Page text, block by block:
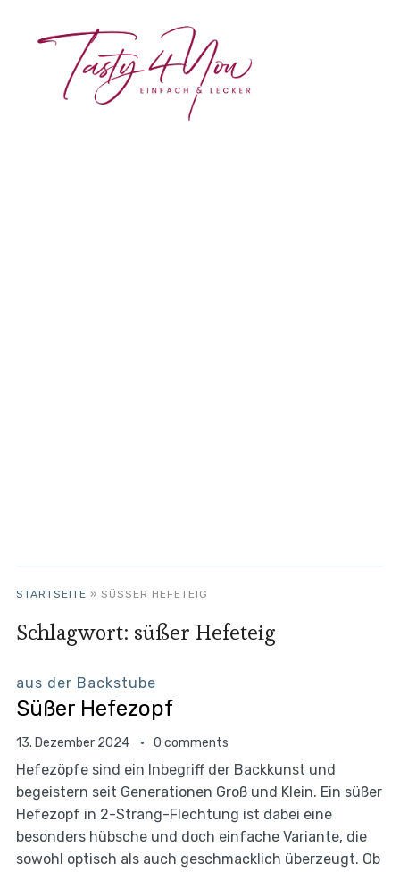
STARTSEITE » SÜSSER HEFETEIG
Schlagwort: süßer Hefeteig
aus der Backstube
Süßer Hefezopf
13. Dezember 2024 0 comments
Hefezöpfe sind ein Inbegriff der Backkunst und
begeistern seit Generationen Groß und Klein. Ein süßer
Hefezopf in 2-Strang-Flechtung ist dabei eine
besonders hübsche und doch einfache Variante, die
sowohl optisch als auch geschmacklich überzeugt. Ob